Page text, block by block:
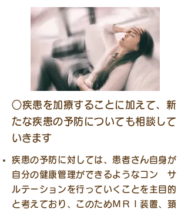
○疾患を加療することに加えて、新
たな疾患の予防についても相談して
いきます
疾患の予防に対しては、患者さん自身が
自分の健康管理ができるようなコン サ
ルテーションを行っていくことを主目的
と考えており、このためＭＲＩ装置、頚